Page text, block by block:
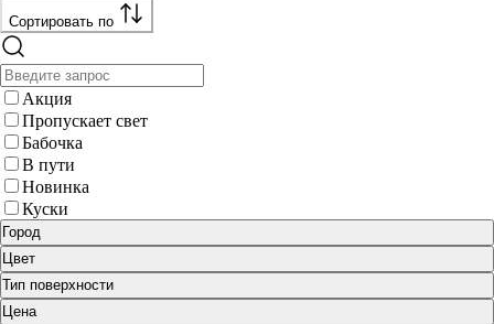
Сортировать по
Акция
Пропускает свет
Бабочка
В пути
Новинка
Куски
Город
Цвет
Тип поверхности
Цена